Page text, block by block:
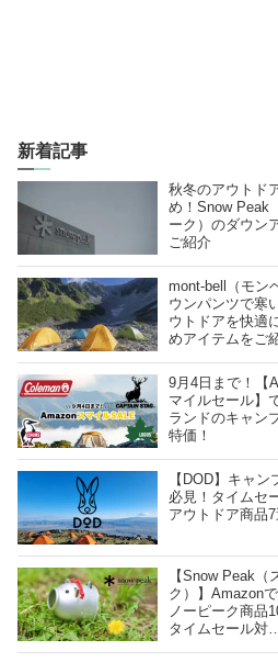
新着記事
秋冬のアウトド
め！Snow Peak
ーク）のダウン
ご紹介
mont-bell（モン
ウンパンツで寒
ウトドアを快適
めアイテムをご
9月4日まで！【
マイルセール】
ランドのキャン
特価！
【DOD】キャン
必見！タイムセ
アウトドア商品7
【Snow Peak（
ク）】Amazon
ノーピーク商品
タイムセール対…